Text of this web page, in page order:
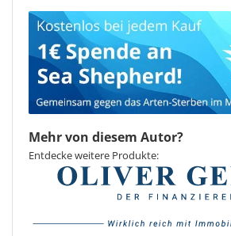
Mehr von diesem Autor?
Entdecke weitere Produkte: